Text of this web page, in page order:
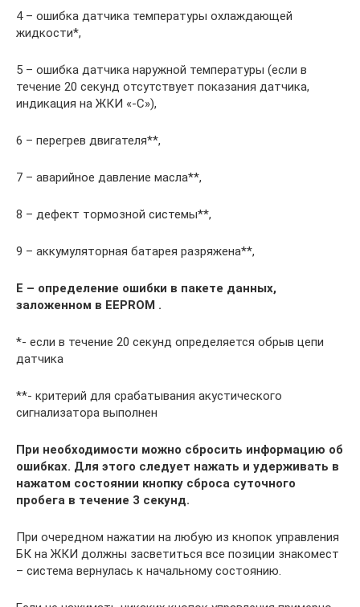
4 – ошибка датчика температуры охлаждающей
жидкости*,
5 – ошибка датчика наружной температуры (если в
течение 20 секунд отсутствует показания датчика,
индикация на ЖКИ «-С»),
6 – перегрев двигателя**,
7 – аварийное давление масла**,
8 – дефект тормозной системы**,
9 – аккумуляторная батарея разряжена**,
Е – определение ошибки в пакете данных,
заложенном в EEPROM .
*- если в течение 20 секунд определяется обрыв цепи
датчика
**- критерий для срабатывания акустического
сигнализатора выполнен
При необходимости можно сбросить информацию об
ошибках. Для этого следует нажать и удерживать в
нажатом состоянии кнопку сброса суточного
пробега в течение 3 секунд.
При очередном нажатии на любую из кнопок управления
БК на ЖКИ должны засветиться все позиции знакомест
– система вернулась к начальному состоянию.